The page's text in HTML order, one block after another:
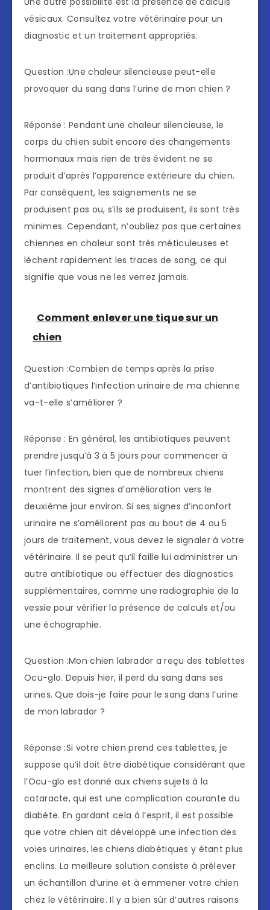
vésicaux. Consultez votre vétérinaire pour un
diagnostic et un traitement appropriés.
Question :Une chaleur silencieuse peut-elle
provoquer du sang dans l’urine de mon chien ?
Réponse : Pendant une chaleur silencieuse, le
corps du chien subit encore des changements
hormonaux mais rien de très évident ne se
produit d’après l’apparence extérieure du chien.
Par conséquent, les saignements ne se
produisent pas ou, s’ils se produisent, ils sont très
minimes. Cependant, n’oubliez pas que certaines
chiennes en chaleur sont très méticuleuses et
lèchent rapidement les traces de sang, ce qui
signifie que vous ne les verrez jamais.
Comment enlever une tique sur un
chien
Question :Combien de temps après la prise
d’antibiotiques l’infection urinaire de ma chienne
va-t-elle s’améliorer ?
Réponse : En général, les antibiotiques peuvent
prendre jusqu’à 3 à 5 jours pour commencer à
tuer l’infection, bien que de nombreux chiens
montrent des signes d’amélioration vers le
deuxième jour environ. Si ses signes d’inconfort
urinaire ne s’améliorent pas au bout de 4 ou 5
jours de traitement, vous devez le signaler à votre
vétérinaire. Il se peut qu’il faille lui administrer un
autre antibiotique ou effectuer des diagnostics
supplémentaires, comme une radiographie de la
vessie pour vérifier la présence de calculs et/ou
une échographie.
Question :Mon chien labrador a reçu des tablettes
Ocu-glo. Depuis hier, il perd du sang dans ses
urines. Que dois-je faire pour le sang dans l’urine
de mon labrador ?
Réponse :Si votre chien prend ces tablettes, je
suppose qu’il doit être diabétique considérant que
l’Ocu-glo est donné aux chiens sujets à la
cataracte, qui est une complication courante du
diabète. En gardant cela à l’esprit, il est possible
que votre chien ait développé une infection des
voies urinaires, les chiens diabétiques y étant plus
enclins. La meilleure solution consiste à prélever
un échantillon d’urine et à emmener votre chien
chez le vétérinaire. Il y a bien sûr d’autres raisons